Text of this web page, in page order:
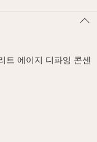
트 에이지 디파잉 콘센